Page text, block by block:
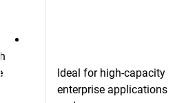
Ideal for high-capacity
enterprise applications